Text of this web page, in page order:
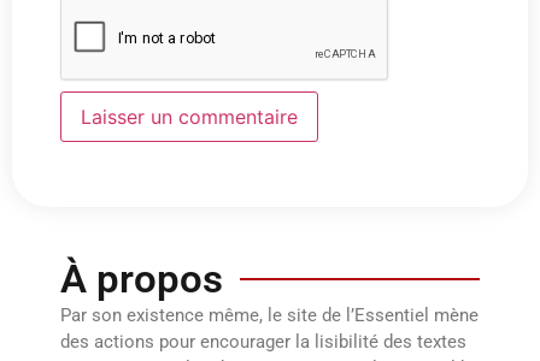
À propos
Par son existence même, le site de l’Essentiel mène
des actions pour encourager la lisibilité des textes